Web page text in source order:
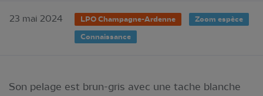
23 mai 2024 LPO Champagne-Ardenne
Zoom espèce
Connaissance
Son pelage est brun-gris avec une tache blanche